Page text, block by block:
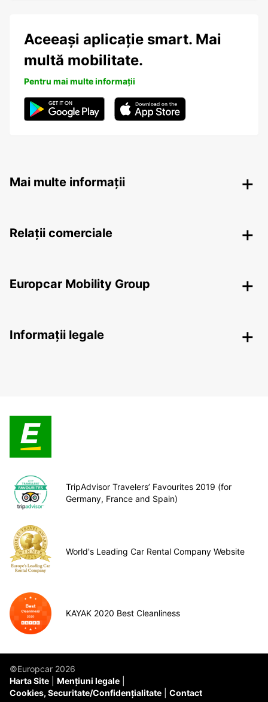
Aceeași aplicație smart. Mai
multă mobilitate.
Pentru mai multe informații
Mai multe informații
Relații comerciale
Europcar Mobility Group
Informații legale
TripAdvisor Travelers’ Favourites 2019 (for
Germany, France and Spain)
World's Leading Car Rental Company Website
KAYAK 2020 Best Cleanliness
©Europcar 2026
Harta Site
Mențiuni legale
Cookies, Securitate/Confidențialitate
Contact